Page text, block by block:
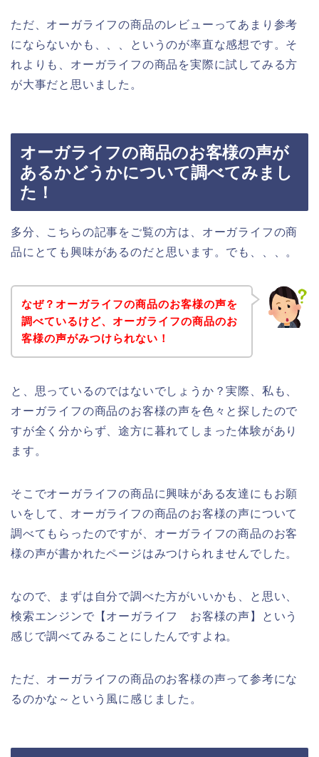
ただ、オーガライフの商品のレビューってあまり参考
にならないかも、、、というのが率直な感想です。そ
れよりも、オーガライフの商品を実際に試してみる方
が大事だと思いました。
オーガライフの商品のお客様の声が
あるかどうかについて調べてみまし
た！
多分、こちらの記事をご覧の方は、オーガライフの商
品にとても興味があるのだと思います。でも、、、。
なぜ？オーガライフの商品のお客様の声を
調べているけど、オーガライフの商品のお
客様の声がみつけられない！
と、思っているのではないでしょうか？実際、私も、
オーガライフの商品のお客様の声を色々と探したので
すが全く分からず、途方に暮れてしまった体験があり
ます。
そこでオーガライフの商品に興味がある友達にもお願
いをして、オーガライフの商品のお客様の声について
調べてもらったのですが、オーガライフの商品のお客
様の声が書かれたページはみつけられませんでした。
なので、まずは自分で調べた方がいいかも、と思い、
検索エンジンで【オーガライフ お客様の声】という
感じで調べてみることにしたんですよね。
ただ、オーガライフの商品のお客様の声って参考にな
るのかな～という風に感じました。